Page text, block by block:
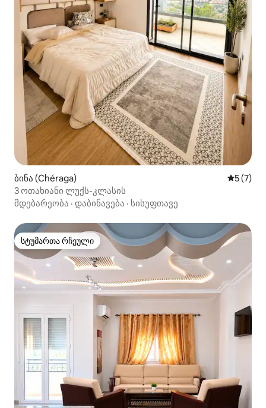
ბინა (Chéraga)
5 (7)
3 ოთახიანი ლუქს-კლასის
მდებარეობა · დაბინავება · სისუფთავე
სტუმართა რჩეული
სტუმართა რჩეული